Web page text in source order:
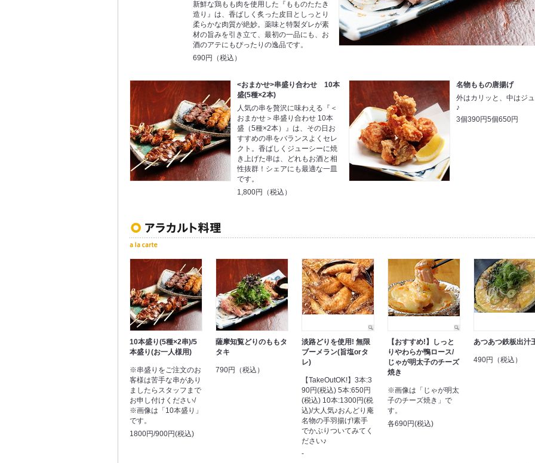
新鮮な鶏もも肉を使用した『もものたたき
造り』は、香ばしく炙った皮目としっとり
柔らかな肉質が絶妙。薬味と特製ダレが素
材の旨みを引き立て、最初の一品にも、お
酒のアテにもぴったりの逸品です。
690円（税込）
<おまかせ>串盛り合わせ 10本
盛(5種×2本)
人気の串を贅沢に味わえる『＜
おまかせ＞串盛り合わせ 10本
盛（5種×2本）』は、その日お
すすめの串をバランスよくセレ
クト。香ばしくジューシーに焼
き上げた串は、どれもお酒と相
性抜群！シェアにも最適な一皿
です。
1,800円（税込）
名物ももの唐揚げ
外はカリッと、中はジ
♪
3個390円5個650円
10本盛り(5種×2串)/5
本盛り(お一人様用)
※串盛りをご注文のお
客様は苦手な串があり
ましたらスタッフまで
お申し付けください/
※画像は「10本盛り」
です。
1800円/900円(税込)
薩摩知覧どりのももタ
タキ
790円（税込）
淡路どりを使用! 無限
ブーメラン(旨塩orタ
レ)
【TakeOutOK!】3本:3
90円(税込) 5本:650円
(税込) 10本:1300円(税
込)/大人気♪おんどり庵
名物の手羽揚げ!素手
でかぶりついてみてく
ださい♪
-
【おすすめ!】しっと
りやわらか鴨ロース/
じゃが明太子のチーズ
焼き
※画像は「じゃが明太
子のチーズ焼き」で
す。
各690円(税込)
あつあつ鉄板出汁
490円（税込）